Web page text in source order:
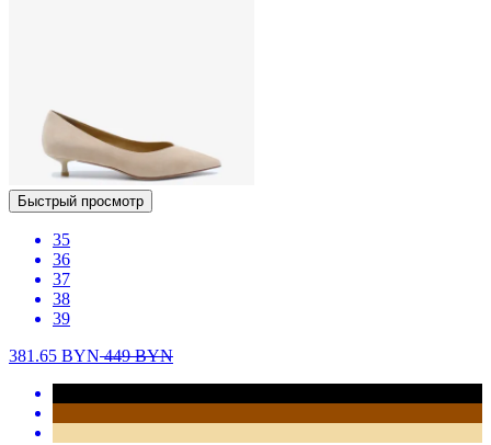
Быстрый просмотр
35
36
37
38
39
381.65 BYN449BYN